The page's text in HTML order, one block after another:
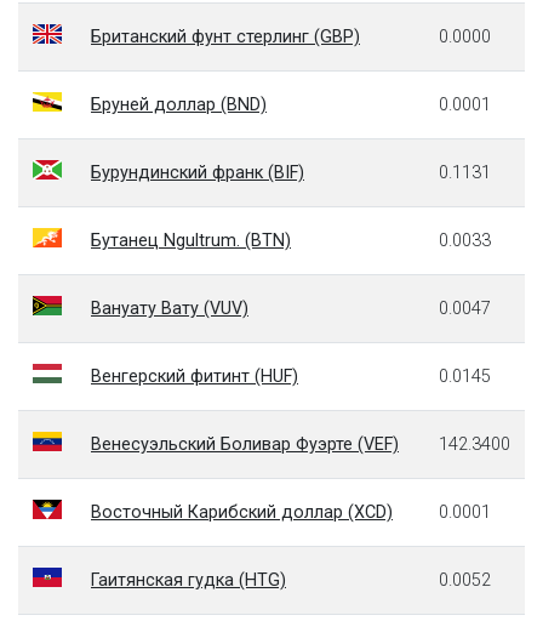
Британский фунт стерлинг (GBP) 0.0000
Бруней доллар (BND) 0.0001
Бурундинский франк (BIF) 0.1131
Бутанец Ngultrum. (BTN) 0.0033
Вануату Вату (VUV) 0.0047
Венгерский фитинт (HUF) 0.0145
Венесуэльский Боливар Фуэрте (VEF) 142.3400
Восточный Карибский доллар (XCD) 0.0001
Гаитянская гудка (HTG) 0.0052